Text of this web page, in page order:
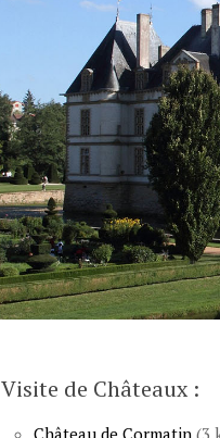
Visite de Châteaux :
Château de Cormatin (3